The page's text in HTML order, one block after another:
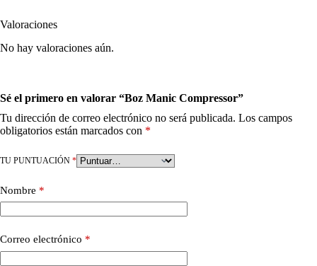
Valoraciones
No hay valoraciones aún.
Sé el primero en valorar “Boz Manic Compressor”
Tu dirección de correo electrónico no será publicada. Los campos
obligatorios están marcados con *
TU PUNTUACIÓN *
Nombre *
Correo electrónico *